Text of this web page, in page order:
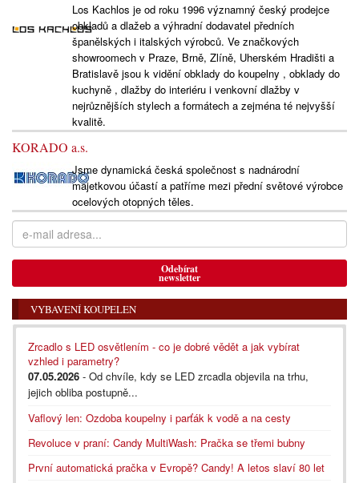
Los Kachlos je od roku 1996 významný český prodejce
obkladů a dlažeb a výhradní dodavatel předních
španělských i italských výrobců. Ve značkových
showroomech v Praze, Brně, Zlíně, Uherském Hradišti a
Bratislavě jsou k vidění obklady do koupelny , obklady do
kuchyně , dlažby do interiéru i venkovní dlažby v
nejrůznějších stylech a formátech a zejména té nejvyšší
kvalitě.
KORADO a.s.
Jsme dynamická česká společnost s nadnárodní
majetkovou účastí a patříme mezi přední světové výrobce
ocelových otopných těles.
Odebírat
newsletter
VYBAVENÍ KOUPELEN
Zrcadlo s LED osvětlením - co je dobré vědět a jak vybírat
vzhled i parametry?
07.05.2026 - Od chvíle, kdy se LED zrcadla objevila na trhu,
jejich obliba postupně...
Vaflový len: Ozdoba koupelny i parťák k vodě a na cesty
Revoluce v praní: Candy MultiWash: Pračka se třemi bubny
První automatická pračka v Evropě? Candy! A letos slaví 80 let